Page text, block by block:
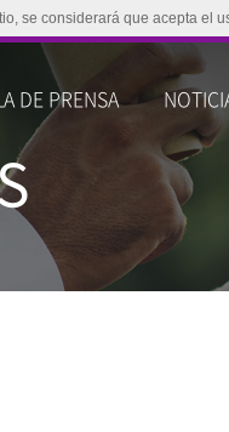
se considerará que acepta el
DE PRENSA